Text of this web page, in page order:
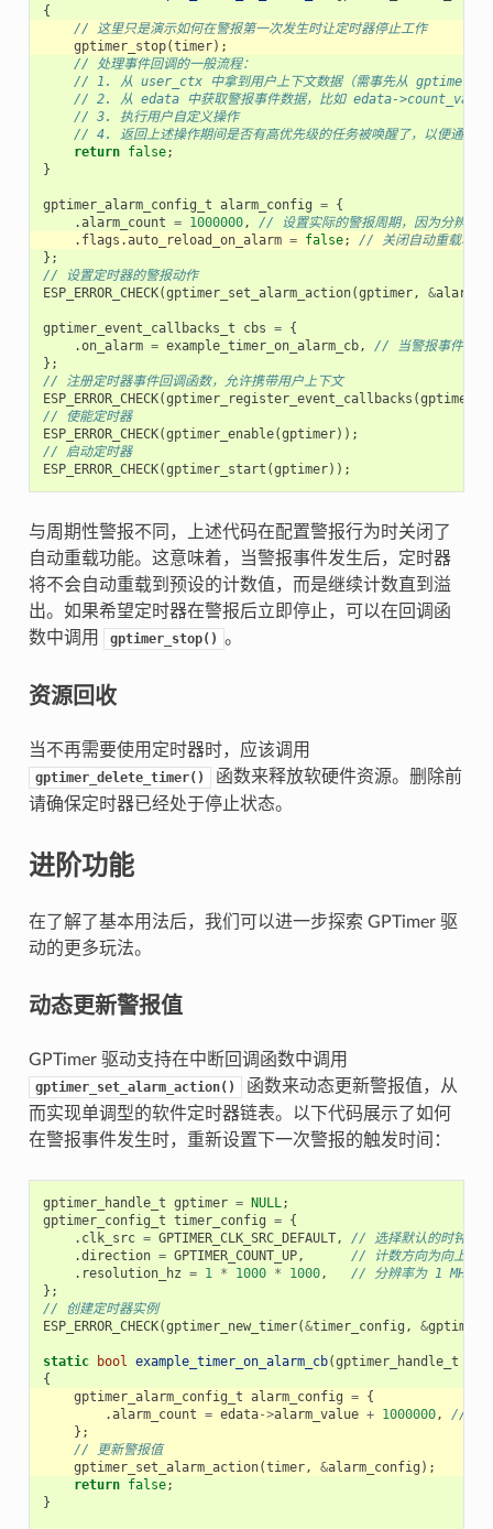
{
// 这里只是演示如何在警报第一次发生时让定时器停止工作
gptimer_stop(timer);
// 处理事件回调的一般流程：
// 1. 从 user_ctx 中拿到用户上下文数据（需事先从
// 2. 从 edata 中获取警报事件数据，比如 edata->count_value
// 3. 执行用户自定义操作
// 4. 返回上述操作期间是否有高优先级的任务被唤醒了，以便通知调
return false;
}
gptimer_alarm_config_t alarm_config = {
.alarm_count = 1000000,
// 设置实际的警报周期，因为分辨率
. flags .auto_reload_on_alarm = false;
// 关闭自动重载功能
};
// 设置定时器的警报动作
ESP_ERROR_CHECK(gptimer_set_alarm_action(gptimer, &
gptimer_event_callbacks_t cbs = {
.on_alarm = example_timer_on_alarm_cb,
// 当警报事件发生
};
// 注册定时器事件回调函数，允许携带用户上下文
ESP_ERROR_CHECK(gptimer_register_event_callbacks (gptimer
// 使能定时器
ESP_ERROR_CHECK(gptimer_enable(gptimer));
// 启动定时器
ESP_ERROR_CHECK(gptimer_start (gptimer));
与周期性警报不同，上述代码在配置警报行为时关闭了
自动重载功能。这意味着，当警报事件发生后，定时器
将不会自动重载到预设的计数值，而是继续计数直到溢
出。如果希望定时器在警报后立即停止，可以在回调函
数中调用
gptimer_stop() 。
资源回收
当不再需要使用定时器时，应该调用
gptimer_delete_timer()
函数来释放软硬件资源。删除前
请确保定时器已经处于停止状态。
进阶功能
在了解了基本用法后，我们可以进一步探索 GPTimer 驱
动的更多玩法。
动态更新警报值
GPTimer 驱动支持在中断回调函数中调用
gptimer_set_alarm_action()
函数来动态更新警报值，从
而实现单调型的软件定时器链表。以下代码展示了如何
在警报事件发生时，重新设置下一次警报的触发时间：
gptimer_handle_t gptimer = NULL;
gptimer_config_t timer_config = {
. clk_src = GPTIMER_CLK_SRC_DEFAULT,
// 选择默认的时钟源
.direction = GPTIMER_COUNT_UP,
// 计数方向为向上计数
. resolution_hz = 1 * 1000 * 1000,
// 分辨率为 1 MHz，
};
// 创建定时器实例
ESP_ERROR_CHECK(gptimer_new_timer(&timer_config , &gptimer
static bool example_timer_on_alarm_cb(gptimer_handle_t
{
gptimer_alarm_config_t alarm_config = {
.alarm_count = edata->alarm_value + 1000000,
// 下
};
// 更新警报值
gptimer_set_alarm_action(timer, &alarm_config );
return false;
}